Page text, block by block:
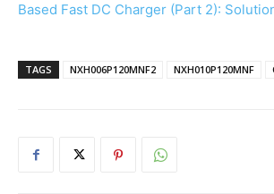
Based Fast DC Charger (Part 2):
TAGS NXH006P120MNF2 NXH010P120MNF